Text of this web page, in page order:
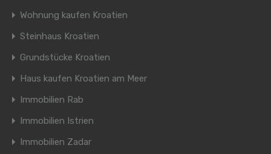
Wohnung kaufen Kroatien
Steinhaus Kroatien
Grundstücke Kroatien
Haus kaufen Kroatien am Meer
Immobilien Rab
Immobilien Istrien
Immobilien Zadar